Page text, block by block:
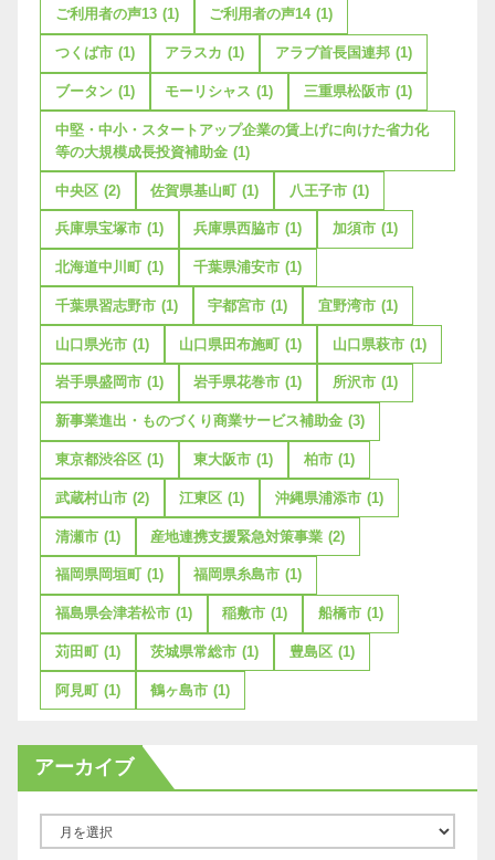
ご利用者の声13 (1) ご利用者の声14 (1)
つくば市 (1) アラスカ (1) アラブ首長国連邦 (1)
ブータン (1) モーリシャス (1) 三重県松阪市 (1)
中堅・中小・スタートアップ企業の賃上げに向けた省力化
等の大規模成長投資補助金 (1)
中央区 (2) 佐賀県基山町 (1) 八王子市 (1)
兵庫県宝塚市 (1) 兵庫県西脇市 (1) 加須市 (1)
北海道中川町 (1) 千葉県浦安市 (1)
千葉県習志野市 (1) 宇都宮市 (1) 宜野湾市 (1)
山口県光市 (1) 山口県田布施町 (1) 山口県萩市 (1)
岩手県盛岡市 (1) 岩手県花巻市 (1) 所沢市 (1)
新事業進出・ものづくり商業サービス補助金 (3)
東京都渋谷区 (1) 東大阪市 (1) 柏市 (1)
武蔵村山市 (2) 江東区 (1) 沖縄県浦添市 (1)
清瀬市 (1) 産地連携支援緊急対策事業 (2)
福岡県岡垣町 (1) 福岡県糸島市 (1)
福島県会津若松市 (1) 稲敷市 (1) 船橋市 (1)
苅田町 (1) 茨城県常総市 (1) 豊島区 (1)
阿見町 (1) 鶴ヶ島市 (1)
アーカイブ